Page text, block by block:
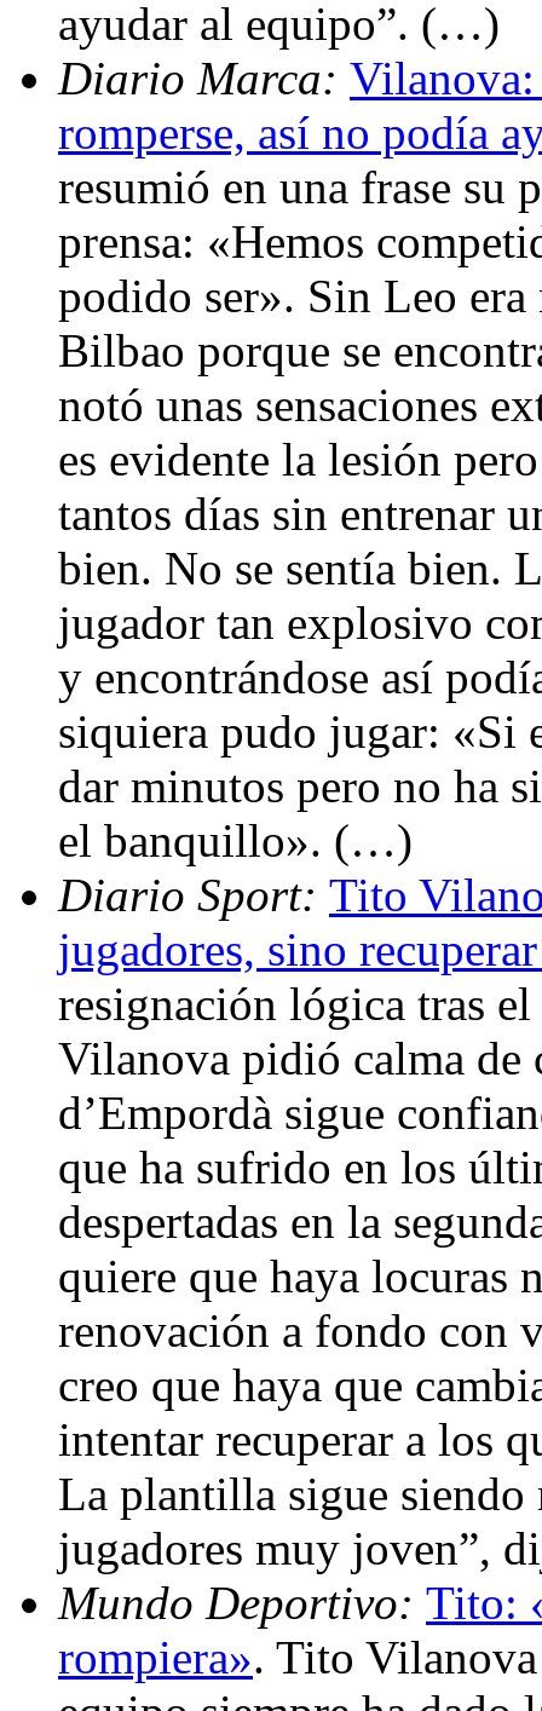
ayudar al equipo”. (…)
Diario Marca:
romperse, así no podía
resumió en una frase su
prensa: «Hemos
podido ser». Sin Leo
Bilbao porque se
notó unas sensaciones
es evidente la lesión
tantos días sin entrenar
bien. No se sentía bien.
jugador tan explosivo
y encontrándose así
siquiera pudo jugar: «Si
dar minutos pero no ha
el banquillo». (…)
Diario Sport: Tito
jugadores, sino
resignación lógica tras
Vilanova pidió calma de
d’Empordà sigue
que ha sufrido en los
despertadas en la
quiere que haya locuras
renovación a fondo con
creo que haya que
intentar recuperar a los
La plantilla sigue siendo
jugadores muy joven”,
Mundo Deportivo: Tito:
rompiera». Tito Vilanova